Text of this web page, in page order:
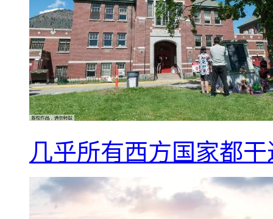
几乎所有西方国家都